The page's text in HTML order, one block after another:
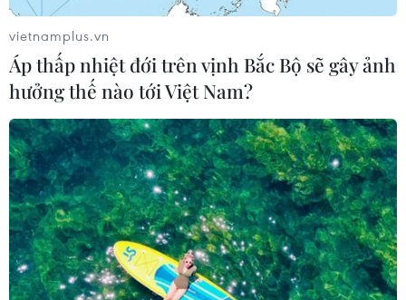
TIN CÙNG CHUYÊN MỤC
Mỹ có đang chuẩn bị một
chiến lược mới nhằm vào Iran?
07/08/2026 10:08
Mỹ can thiệp khẩn cấp, ngăn
Israel mở rộng đòn trừng phạt
vietnamplus.vn
Áp thấp nhiệt đới trên vịnh Bắc Bộ sẽ gây ảnh
hưởng thế nào tới Việt Nam?